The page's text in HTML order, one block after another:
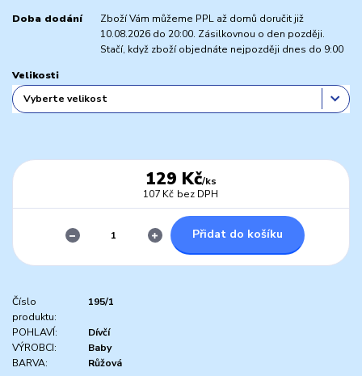
Doba dodání
Zboží Vám můžeme PPL až domů doručit již
10.08.2026 do 20:00. Zásilkovnou o den později.
Stačí, když zboží objednáte nejpozději dnes do 9:00
Velikosti
129 Kč/ks
107 Kč bez DPH
Přidat do košíku
Číslo
produktu:
195/1
POHLAVÍ:
Dívčí
VÝROBCI:
Baby
BARVA:
Růžová